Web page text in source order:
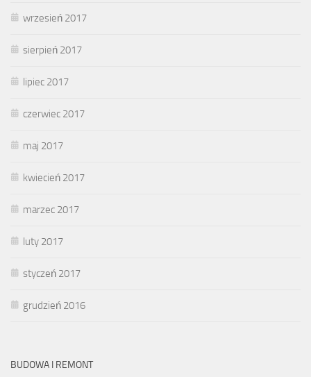
wrzesień 2017
sierpień 2017
lipiec 2017
czerwiec 2017
maj 2017
kwiecień 2017
marzec 2017
luty 2017
styczeń 2017
grudzień 2016
BUDOWA I REMONT